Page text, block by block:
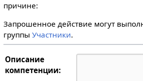
причине:
Запрошенное действие могут
группы Участники.
Описание
компетенции: